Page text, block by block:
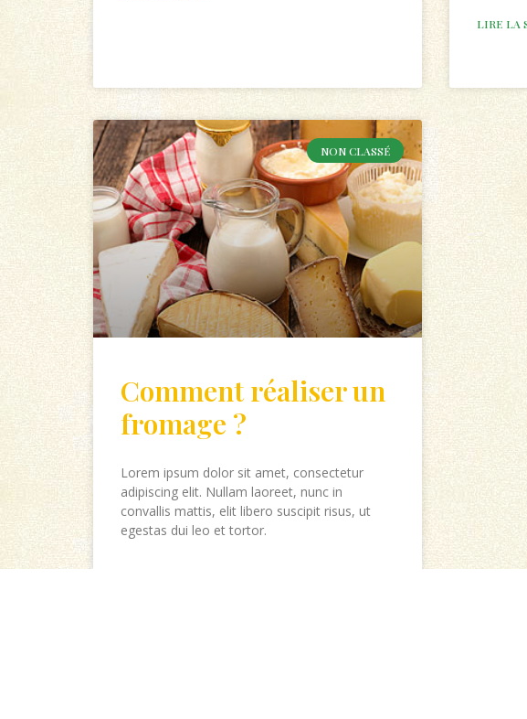
LIRE LA
NON CLASSÉ
Comment réaliser un
fromage ?
Lorem ipsum dolor sit amet, consectetur
adipiscing elit. Nullam laoreet, nunc in
convallis mattis, elit libero suscipit risus, ut
egestas dui leo et tortor.